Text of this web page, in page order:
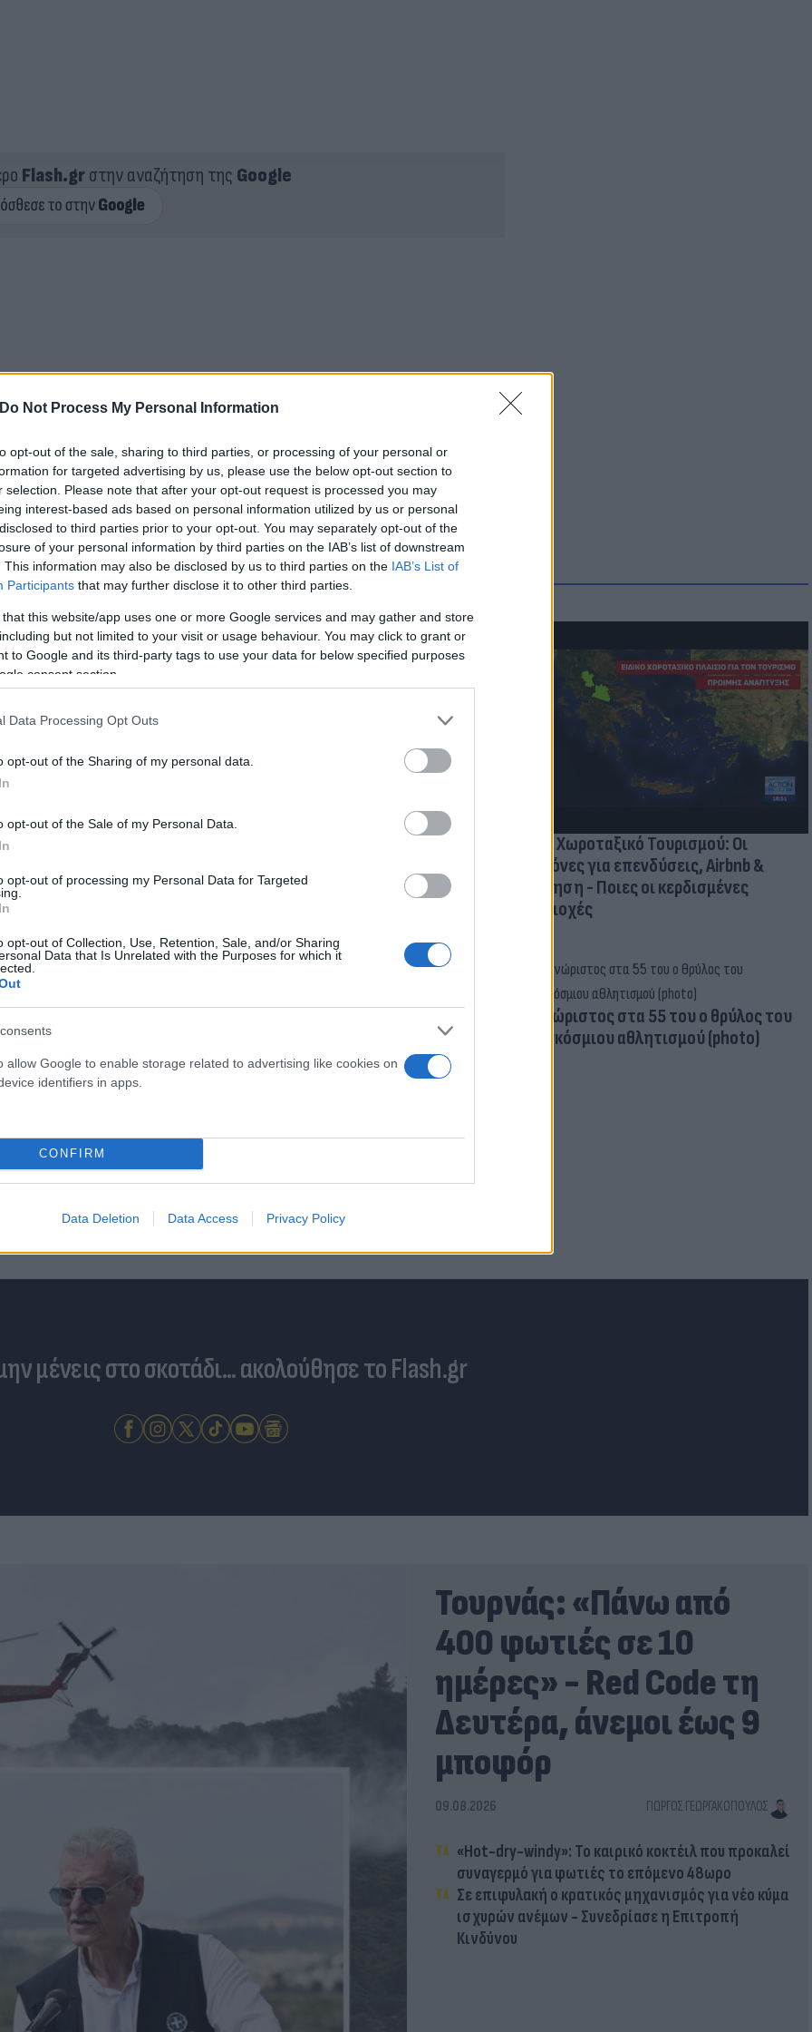
Do Not Process My Personal Information
opt-out of the sale, sharing to third parties, or processing of your personal or
for targeted advertising by us, please use the below opt-out section to
selection. Please note that after your opt-out request is processed you may
interest-based ads based on personal information utilized by us or personal
to third parties prior to your opt-out. You may separately opt-out of the
of your personal information by third parties on the IAB’s list of downstream
This information may also be disclosed by us to third parties on the IAB’s List of
Participants that may further disclose it to other third parties.
that this website/app uses one or more Google services and may gather and store
but not limited to your visit or usage behaviour. You may click to grant or
to Google and its third-party tags to use your data for below specified purposes
consent section.
Data Processing Opt Outs
opt-out of the Sharing of my personal data.
opt-out of the Sale of my Personal Data.
opt-out of processing my Personal Data for Targeted
opt-out of Collection, Use, Retention, Sale, and/or Sharing
Data that Is Unrelated with the Purposes for which it
allow Google to enable storage related to advertising like cookies on
identifiers in apps.
CONFIRM
Data Deletion Data Access Privacy Policy
Flash.grστην αναζήτηση της Google
υπήρξε ένας
τον γιο του
επιστήμονες ρίχνουν φως στις
"φιλίες" μεταξύ διαφορετικών ειδών
Νέο Χωροταξικό Τουρισμού: Οι
κανόνες για επενδύσεις, Airbnb &
δόμηση - Ποιες οι κερδισμένες
περιοχές
κίνδυνος σοβαρής
κάκωσης
Είδος... πολυτελείας τα κρεατικά: Στα
νέο «ράλι» ανατιμήσεων
Aγνώριστος στα 55 του ο θρύλος του
παγκόσμιου αθλητισμού (photo)
μένεις στο σκοτάδι... ακολούθησε το Flash.gr
Τουρνάς: «Πάνω από
400 φωτιές σε 10
ημέρες» - Red Code τη
Δευτέρα, άνεμοι έως 9
μποφόρ
09.08.2026 ΓΙΏΡΓΟΣ ΓΕΩΡΓΑΚΌΠΟΥΛΟΣ
«Hot-dry-windy»: Το καιρικό κοκτέιλ που προκαλεί
συναγερμό για φωτιές το επόμενο 48ωρο
Σε επιφυλακή ο κρατικός μηχανισμός για νέο κύμα
ισχυρών ανέμων - Συνεδρίασε η Επιτροπή
Κινδύνου